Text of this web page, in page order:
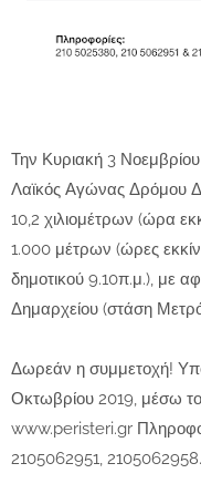
Την Κυριακή 3
Λαϊκός Αγώνας Δρόμου
10,2 χιλιομέτρων (ώρα
1.000 μέτρων (ώρες
δημοτικού 9.10π.μ.), με
Δημαρχείου (στάση
Δωρεάν η συμμετοχή!
Οκτωβρίου 2019, μέσω
www.peristeri.gr
2105062951, 2105062958.